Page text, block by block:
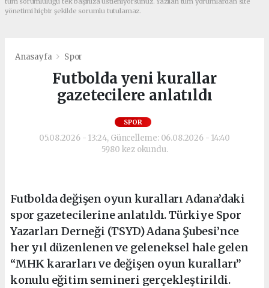
yönetimi hiçbir şekilde sorumlu tutulamaz.
Anasayfa Spor
Futbolda yeni kurallar
gazetecilere anlatıldı
SPOR
05.08.2026 - 13:24, Güncelleme: 06.08.2026 - 14:40
5980 kez okundu.
Futbolda değişen oyun kuralları Adana’daki
spor gazetecilerine anlatıldı. Türkiye Spor
Yazarları Derneği (TSYD) Adana Şubesi’nce
her yıl düzenlenen ve geleneksel hale gelen
“MHK kararları ve değişen oyun kuralları”
konulu eğitim semineri gerçekleştirildi.